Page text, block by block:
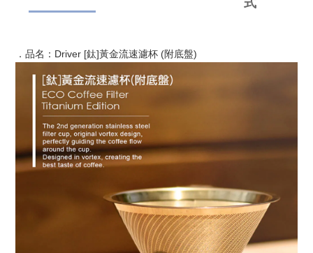
．品名：Driver [鈦]黃金流速濾杯 (附底盤)